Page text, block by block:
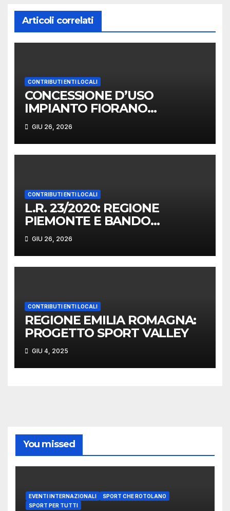
Articoli correlati
CONTRIBUTI ENTI LOCALI
CONCESSIONE D’USO
IMPIANTO FIORANO
MODENESE
GIU 26, 2026
CONTRIBUTI ENTI LOCALI
L.R. 23/2020: REGIONE
PIEMONTE E BANDO
PROMOZIONE SPORTIVA
GIU 26, 2026
CONTRIBUTI ENTI LOCALI
REGIONE EMILIA ROMAGNA:
PROGETTO SPORT VALLEY
GIU 4, 2025
You missed
EVENTI INTERNAZIONALI
SPORT CHE ROTOLANO
SPORT PER TUTTI